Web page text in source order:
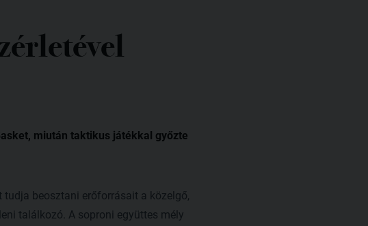
miután taktikus játékkal győzte
beosztani erőforrásait a közelgő,
találkozó. A soproni együttes mély